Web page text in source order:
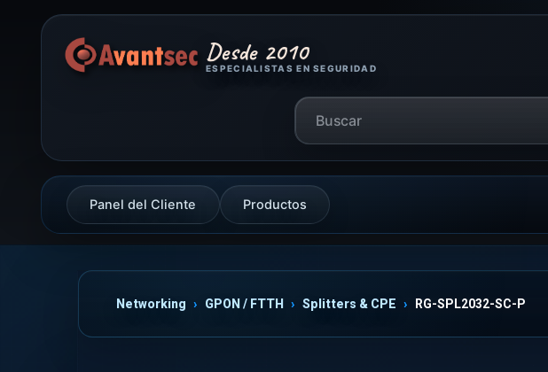
Desde 2010
ESPECIALISTAS EN SEGURIDAD
Panel del Cliente Productos
Networking GPON / FTTH Splitters & CPE RG-SPL2032-SC-P